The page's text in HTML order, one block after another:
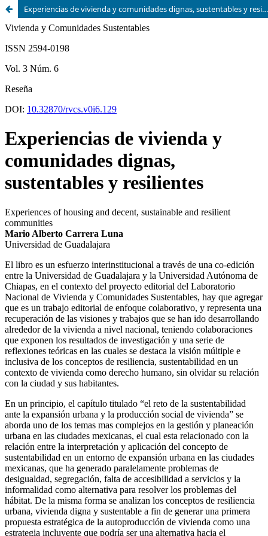
Experiencias de vivienda y comunidades dignas, sustentables y resilientes